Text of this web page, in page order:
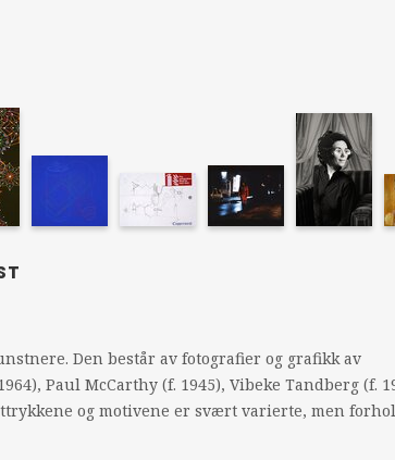
Den består av fotografier og grafikk av
Paul McCarthy (f. 1945), Vibeke Tandberg (f.
og motivene er svært varierte, men